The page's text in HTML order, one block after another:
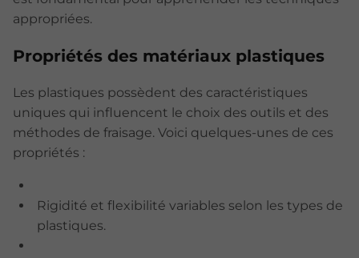
appropriées.
Propriétés des matériaux plastiques
Les plastiques possèdent des caractéristiques
uniques qui influencent le choix des outils et des
méthodes de fraisage. Voici quelques-unes de ces
propriétés :
Rigidité et flexibilité variables selon les types de
plastiques.